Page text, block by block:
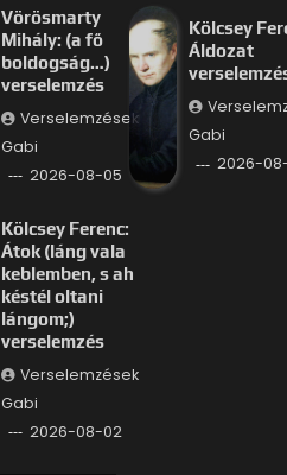
Vörösmarty
Mihály: (a fő
boldogság…)
verselemzés
Verselemzések
Gabi
2026-08-05
Kölcsey
Áldozat
Gabi
2026-
Kölcsey Ferenc:
Átok (láng vala
keblemben, s ah
késtél oltani
lángom;)
verselemzés
Verselemzések
Gabi
2026-08-02